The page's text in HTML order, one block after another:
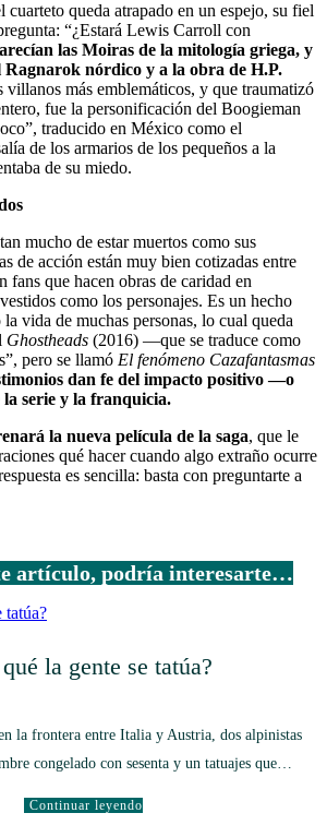
cuarteto queda atrapado en un espejo, su fiel
“¿Estará Lewis Carroll con
las Moiras de la mitología griega, y
Ragnarok nórdico y a la obra de H.P.
villanos más emblemáticos, y que traumatizó
fue la personificación del Boogieman
traducido en México como el
de los armarios de los pequeños a la
de su miedo.
mucho de estar muertos como sus
de acción están muy bien cotizadas entre
fans que hacen obras de caridad en
como los personajes. Es un hecho
vida de muchas personas, lo cual queda
Ghostheads (2016) —que se traduce como
pero se llamó El fenómeno Cazafantasmas
dan fe del impacto positivo —o
serie y la franquicia.
la nueva película de la saga, que le
qué hacer cuando algo extraño ocurre
es sencilla: basta con preguntarte a
artículo, podría interesarte…
la gente se tatúa?
la frontera entre Italia y Austria, dos alpinistas
congelado con sesenta y un tatuajes que…
Continuar leyendo